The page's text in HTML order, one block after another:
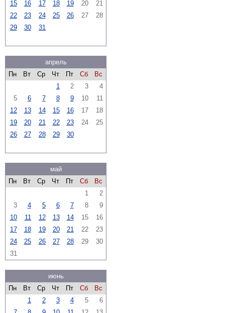
15
16 17 18 19 20
21
22
23 24 25 26 27
28
29
30 31
апрель
Пн
Вт Ср Чт Пт Сб
Вс
1
2 3
4
5
6 7 8 9 10
11
12
13 14 15 16 17
18
19
20 21 22 23 24
25
26
27 28 29 30
май
Пн
Вт Ср Чт Пт Сб
Вс
1
2
3
4 5 6 7 8
9
10
11 12 13 14 15
16
17
18 19 20 21 22
23
24
25 26 27 28 29
30
31
июнь
Пн
Вт Ср Чт Пт Сб
Вс
1
2 3 4 5
6